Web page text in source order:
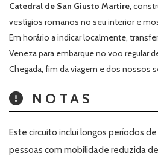
Catedral de San Giusto Martire,
vestígios romanos no seu interior e
Em horário a indicar localmente,
Veneza para embarque no voo regular
Chegada, fim da viagem e dos nossos
NOTAS
Este circuito inclui longos períodos
pessoas com mobilidade reduzida